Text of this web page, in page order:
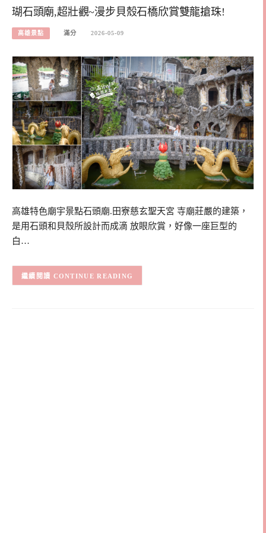
瑚石頭廟,超壯觀~漫步貝殼石橋欣賞雙龍搶珠!
高雄景點 滿分 2026-05-09
高雄特色廟宇景點石頭廟.田寮慈玄聖天宮 寺廟莊嚴的建築，
是用石頭和貝殼所設計而成滴 放眼欣賞，好像一座巨型的
白…
CONTINUE READING